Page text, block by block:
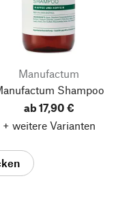
Manufactum
Shampoo
ab 17,90 €
+ weitere Varianten